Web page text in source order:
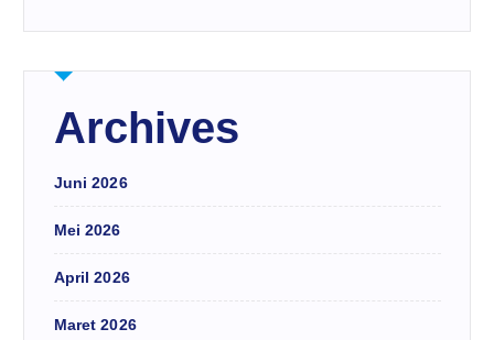
Archives
Juni 2026
Mei 2026
April 2026
Maret 2026